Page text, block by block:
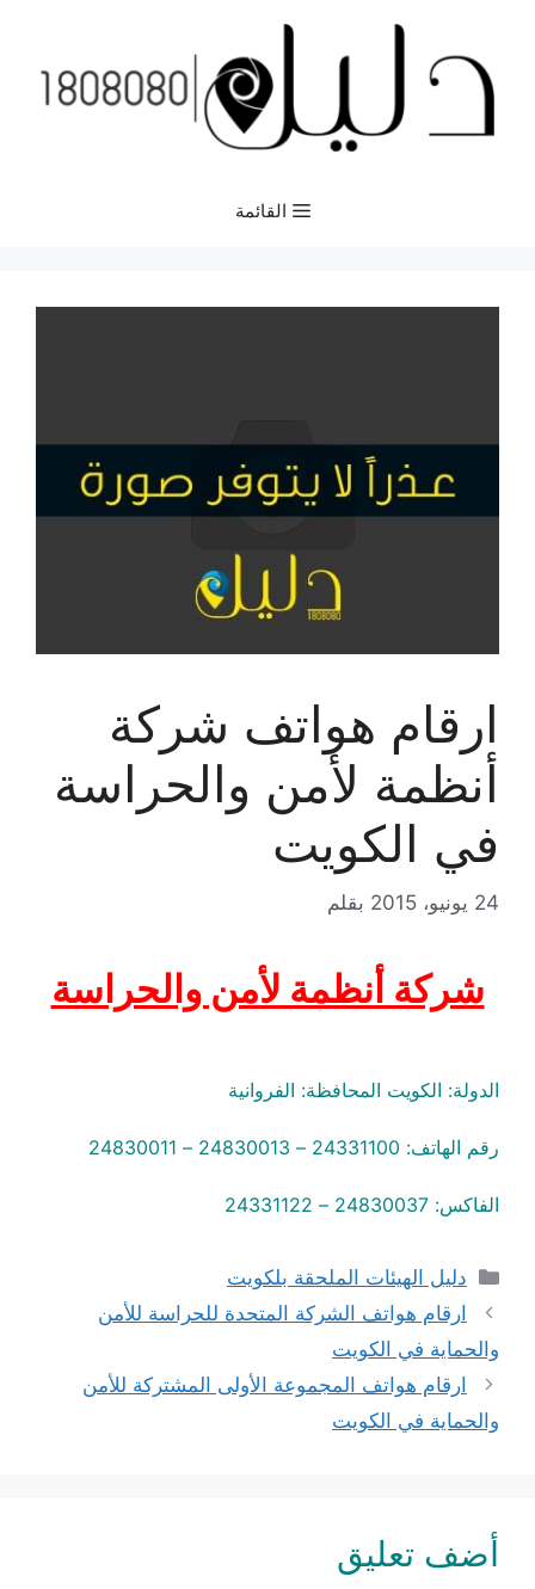
المحتوى
القائمة
ارقام هواتف شركة
أنظمة لأمن والحراسة
في الكويت
24 يونيو، 2015 بقلم
شركة أنظمة لأمن والحراسة
الدولة: الكويت المحافظة: الفروانية
رقم الهاتف: 24331100 – 24830013 – 24830011
الفاكس: 24830037 – 24331122
التصنيفات
دليل الهيئات الملحقة بلكويت
ارقام هواتف الشركة المتحدة للحراسة للأمن
والحماية في الكويت
ارقام هواتف المجموعة الأولى المشتركة للأمن
والحماية في الكويت
أضف تعليق